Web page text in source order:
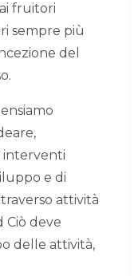
fruitori
sempre più
del
interventi
e di
attività
Ciò deve
delle attività,